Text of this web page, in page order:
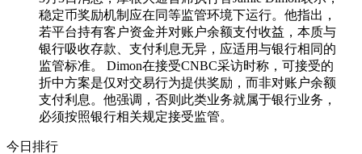
稳定币奖励机制应在同等监管环境下运行。他指出，
若平台持有客户资金并对账户余额支付收益，本质与
银行吸收存款、支付利息无异，应适用与银行相同的
监管标准。 Dimon在接受CNBC采访时称，可接受的
折中方案是仅对交易行为提供奖励，而非对账户余额
支付利息。他强调，否则此类业务就属于银行业务，
必须按照银行相关规定接受监管。
今日排行